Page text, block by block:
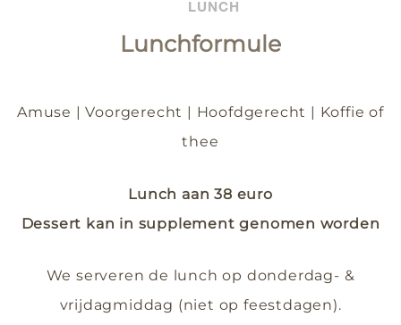
LUNCH
Lunchformule
Amuse | Voorgerecht | Hoofdgerecht | Koffie of
thee
Lunch aan 38 euro
Dessert kan in supplement genomen worden
We serveren de lunch op donderdag- &
vrijdagmiddag (niet op feestdagen).